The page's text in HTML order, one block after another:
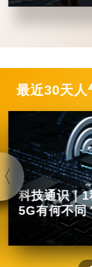
最近30天人
科技通识｜
5G有何不同